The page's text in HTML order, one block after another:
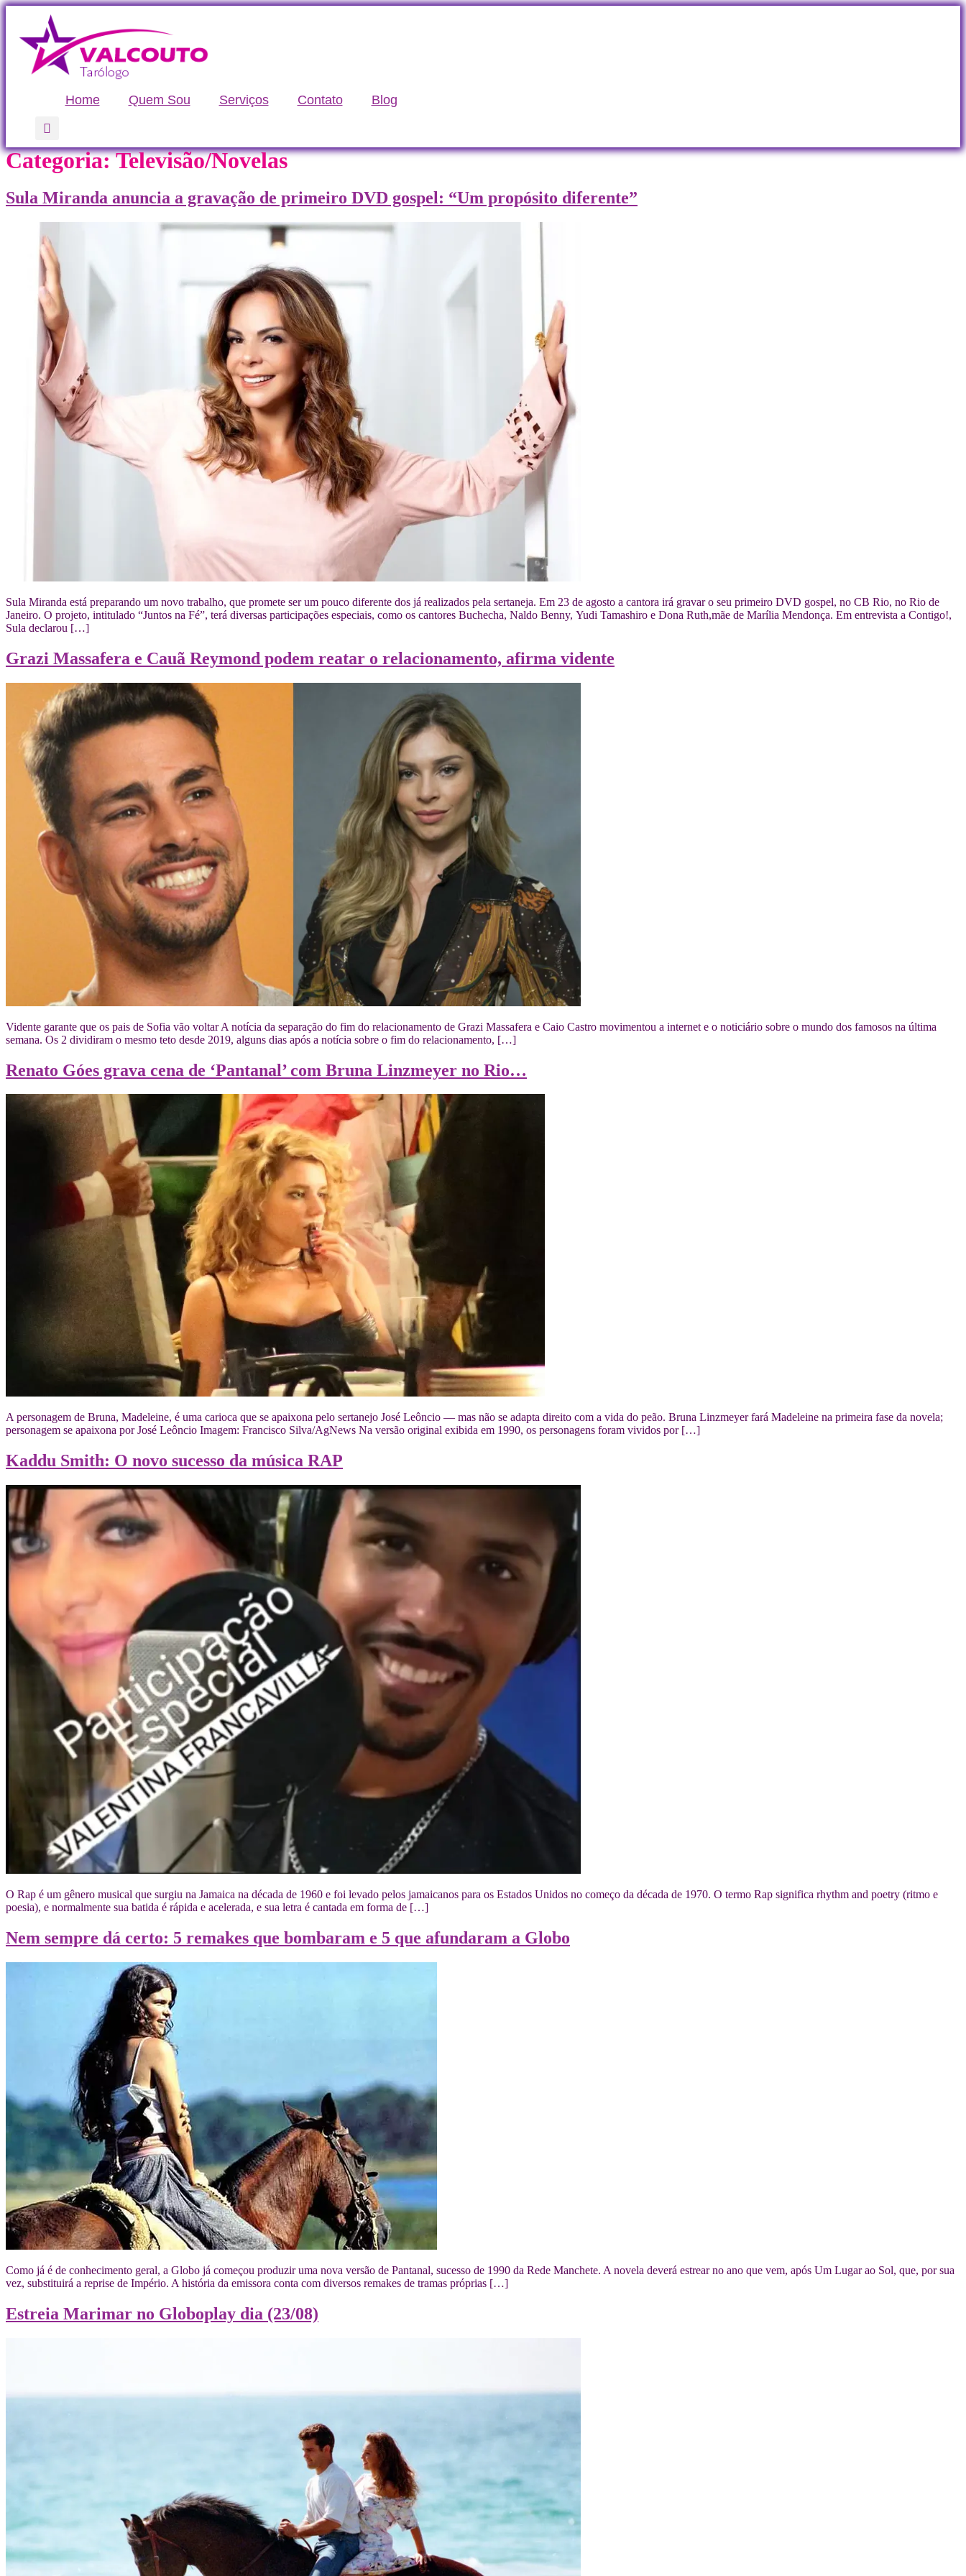
Ir
conteúdo
Home Quem Sou Serviços Contato Blog
Categoria:Televisão/Novelas
Sula Miranda anuncia a gravação de primeiro DVD gospel: “Um propósito diferente”
Sula Miranda está preparando um novo trabalho, que promete ser um pouco diferente dos já realizados pela sertaneja. Em 23 de agosto a cantora irá gravar o seu primeiro DVD gospel, no CB Rio, no Rio de
Janeiro. O projeto, intitulado “Juntos na Fé”, terá diversas participações especiais, como os cantores Buchecha, Naldo Benny, Yudi Tamashiro e Dona Ruth,mãe de Marília Mendonça. Em entrevista a Contigo!,
Sula declarou […]
Grazi Massafera e Cauã Reymond podem reatar o relacionamento, afirma vidente
Vidente garante que os pais de Sofia vão voltar A notícia da separação do fim do relacionamento de Grazi Massafera e Caio Castro movimentou a internet e o noticiário sobre o mundo dos famosos na última
semana. Os 2 dividiram o mesmo teto desde 2019, alguns dias após a notícia sobre o fim do relacionamento, […]
Renato Góes grava cena de ‘Pantanal’ com Bruna Linzmeyer no Rio…
A personagem de Bruna, Madeleine, é uma carioca que se apaixona pelo sertanejo José Leôncio — mas não se adapta direito com a vida do peão. Bruna Linzmeyer fará Madeleine na primeira fase da novela;
personagem se apaixona por José Leôncio Imagem: Francisco Silva/AgNews Na versão original exibida em 1990, os personagens foram vividos por […]
Kaddu Smith: O novo sucesso da música RAP
O Rap é um gênero musical que surgiu na Jamaica na década de 1960 e foi levado pelos jamaicanos para os Estados Unidos no começo da década de 1970. O termo Rap significa rhythm and poetry (ritmo e
poesia), e normalmente sua batida é rápida e acelerada, e sua letra é cantada em forma de […]
Nem sempre dá certo: 5 remakes que bombaram e 5 que afundaram a Globo
Como já é de conhecimento geral, a Globo já começou produzir uma nova versão de Pantanal, sucesso de 1990 da Rede Manchete. A novela deverá estrear no ano que vem, após Um Lugar ao Sol, que, por sua
vez, substituirá a reprise de Império. A história da emissora conta com diversos remakes de tramas próprias […]
Estreia Marimar no Globoplay dia (23/08)